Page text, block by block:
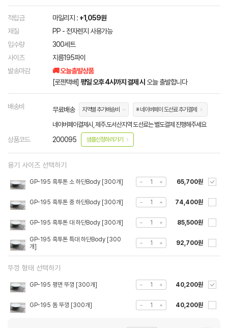
적립금 마일리지 : +1,059원
재질
PP - 전자렌지 사용가능
입수량
300세트
사이즈
지름195파이
발송마감
🚚 오늘출발상품
[로젠택배] 평일 오후 4시까지 결제 시 오늘 출발합니다
배송비 무료배송 지역별 추가배송비 ※ 네이버페이 도선료 추가결제
네이버페이결제시, 제주.도서산지역 도선료는 별도결제 진행해주세요
상품코드 200095 샘플신청하러가기
용기 사이즈 선택하기
GP-195 흑투톤 소 하단Body [300개] 65,700원
GP-195 흑투톤 중 하단Body [300개] 74,400원
GP-195 흑투톤 대 하단Body [300개] 85,500원
GP-195 흑투톤 특대 하단Body [300
개]
92,700원
뚜껑 형태 선택하기
GP-195 평면 뚜껑 [300개] 40,200원
GP-195 돔 뚜껑 [300개] 40,200원